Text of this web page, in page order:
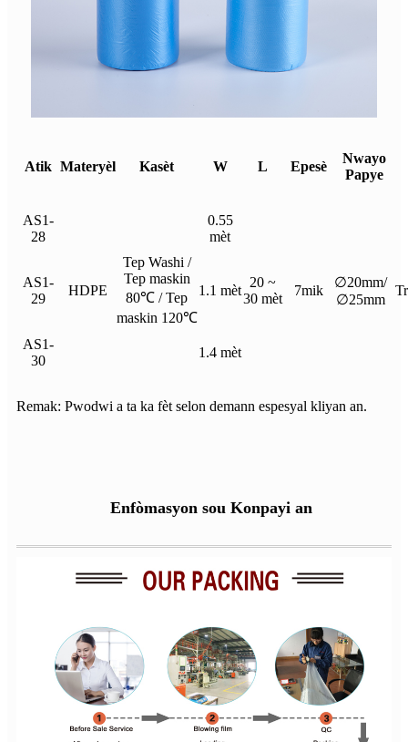
Atik Materyèl Kasèt W L Epesè
Nwayo
Papye
AS1-
28
HDPE
Tep Washi /
Tep maskin
80℃ / Tep
maskin 120℃
0.55
mèt
20 ~
30 mèt
7mik
∅20mm/
∅25mm
AS1-
29
1.1 mèt
AS1-
30
1.4 mèt
Remak: Pwodwi a ta ka fèt selon demann espesyal kliyan an.
Enfòmasyon sou Konpayi an